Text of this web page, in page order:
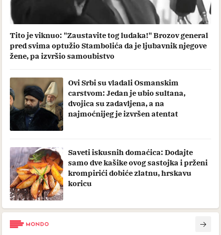
Tito je viknuo: "Zaustavite tog ludaka!" Brozov general
pred svima optužio Stambolića da je ljubavnik njegove
žene, pa izvršio samoubistvo
Ovi Srbi su vladali Osmanskim
carstvom: Jedan je ubio sultana,
dvojica su zadavljena, a na
najmoćnijeg je izvršen atentat
Saveti iskusnih domaćica: Dodajte
samo dve kašike ovog sastojka i prženi
krompirići dobiće zlatnu, hrskavu
koricu